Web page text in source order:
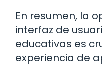
En resumen, la
interfaz de
educativas es
experiencia de